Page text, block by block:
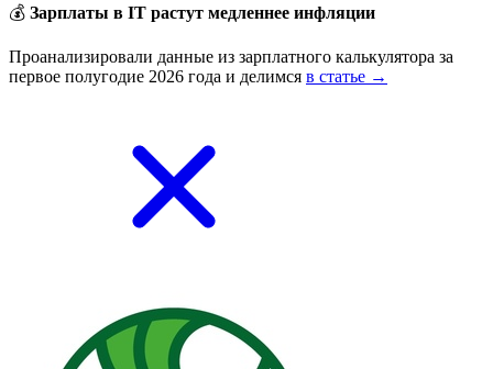
💰 Зарплаты в IT растут медленнее инфляции
Проанализировали данные из зарплатного калькулятора за
первое полугодие 2026 года и делимся в статье →